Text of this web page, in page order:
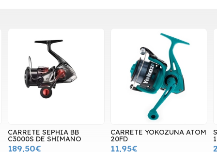
CARRETE SEPHIA BB
C3000S DE SHIMANO
189,50€
CARRETE YOKOZUNA ATOM
20FD
11,95€